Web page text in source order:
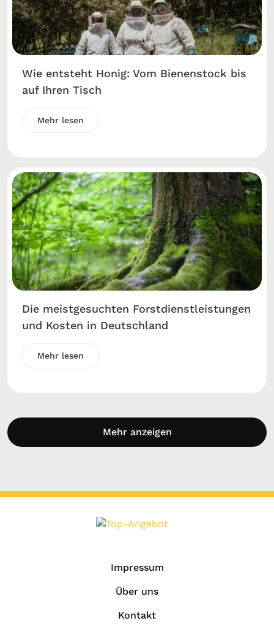
Wie entsteht Honig: Vom Bienenstock bis
auf Ihren Tisch
Mehr lesen
Die meistgesuchten Forstdienstleistungen
und Kosten in Deutschland
Mehr lesen
Mehr anzeigen
Impressum
Über uns
Kontakt